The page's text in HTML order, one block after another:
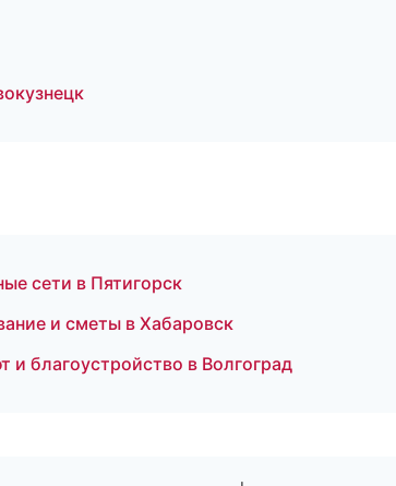
сети в Пятигорск
и сметы в Хабаровск
благоустройство в Волгоград